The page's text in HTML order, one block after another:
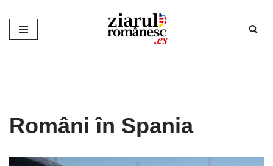
Sari
Români în Spania